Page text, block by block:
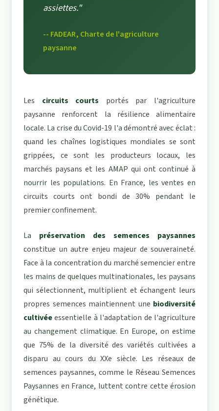
assiettes."
-- FADEAR, Charte de l'agriculture
paysanne
Les circuits courts portés par l'agriculture
paysanne renforcent la résilience alimentaire
locale. La crise du Covid-19 l'a démontré avec éclat :
quand les chaînes logistiques mondiales se sont
grippées, ce sont les producteurs locaux, les
marchés paysans et les AMAP qui ont continué à
nourrir les populations. En France, les ventes en
circuits courts ont bondi de 30% pendant le
premier confinement.
La préservation des semences paysannes
constitue un autre enjeu majeur de souveraineté.
Face à la concentration du marché semencier entre
les mains de quelques multinationales, les paysans
qui sélectionnent, multiplient et échangent leurs
propres semences maintiennent une biodiversité
cultivéeessentielle à l'adaptation de l'agriculture
au changement climatique. En Europe, on estime
que 75% de la diversité des variétés cultivées a
disparu au cours du XXe siècle. Les réseaux de
semences paysannes, comme le Réseau Semences
Paysannes en France, luttent contre cette érosion
génétique.